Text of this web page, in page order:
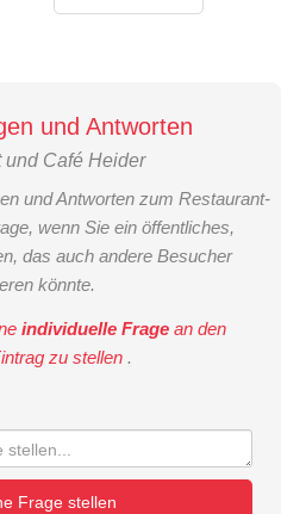
und Antworten
und Café Heider
und Antworten zum Restaurant-
wenn Sie ein öffentliches,
das auch andere Besucher
könnte.
individuelle Frage an den
zu stellen .
Frage stellen